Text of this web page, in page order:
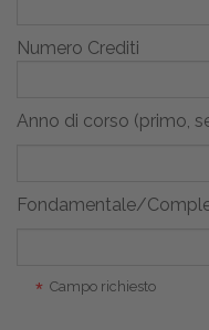
Numero Crediti
Anno di corso (primo,
Fondamentale/
Campo richiesto